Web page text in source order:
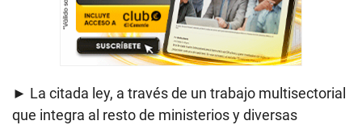
► La citada ley, a través de un trabajo multisectorial
que integra al resto de ministerios y diversas